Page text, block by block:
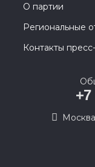
О партии
Региональные
Контакты